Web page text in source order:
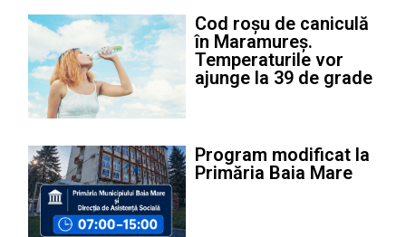
Cod roșu de caniculă
în Maramureș.
Temperaturile vor
ajunge la 39 de grade
Program modificat la
Primăria Baia Mare